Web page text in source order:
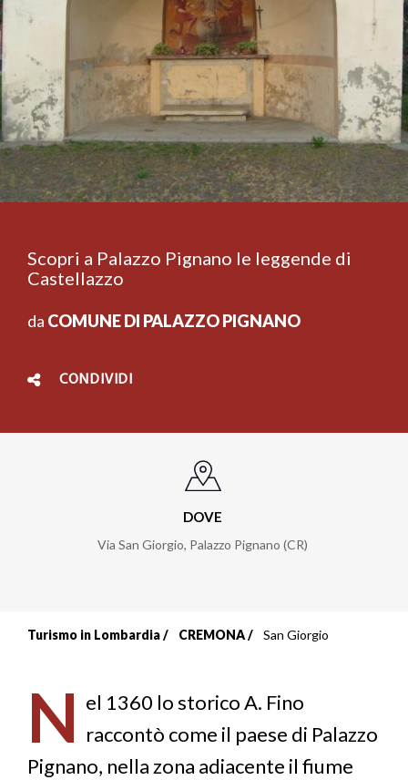
Scopri a Palazzo Pignano le leggende di
Castellazzo
da COMUNE DI PALAZZO PIGNANO
CONDIVIDI
DOVE
Via San Giorgio, Palazzo Pignano (CR)
di
pane
Turismo in Lombardia CREMONA San Giorgio
N el 1360 lo storico A. Fino
raccontò come il paese di Palazzo
Pignano, nella zona adiacente il fiume